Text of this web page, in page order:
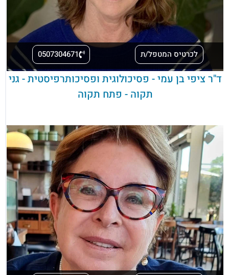
לכרטיס המטפל/ת 0507304671
ד"ר ציפי בן עמי - פסיכולוגית ופסיכותרפיסטית - גני
תקוה - פתח תקוה